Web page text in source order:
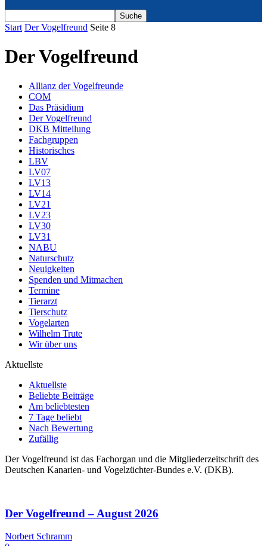
Start Der Vogelfreund Seite 8
Der Vogelfreund
Allianz der Vogelfreunde
COM
Das Präsidium
Der Vogelfreund
DKB Mitteilung
Fachgruppen
Historisches
LBV
LV07
LV13
LV14
LV21
LV23
LV30
LV31
NABU
Naturschutz
Neuigkeiten
Spenden und Mitmachen
Termine
Tierarzt
Tierschutz
Vogelarten
Wilhelm Trute
Wir über uns
Aktuellste
Aktuellste
Beliebte Beiträge
Am beliebtesten
7 Tage beliebt
Nach Bewertung
Zufällig
Der Vogelfreund ist das Fachorgan und die Mitgliederzeitschrift des
Deutschen Kanarien- und Vogelzüchter-Bundes e.V. (DKB).
Der Vogelfreund – August 2026
Norbert Schramm